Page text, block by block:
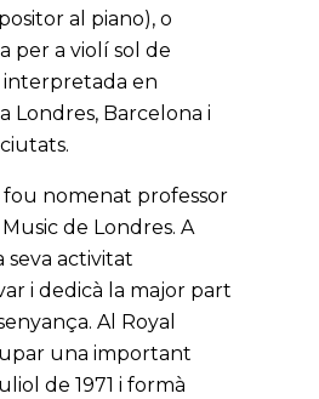
al piano), o
per a violí sol de
interpretada en
Londres, Barcelona i
fou nomenat professor
de Londres. A
seva activitat
i dedicà la major part
Al Royal
una important
de 1971 i formà